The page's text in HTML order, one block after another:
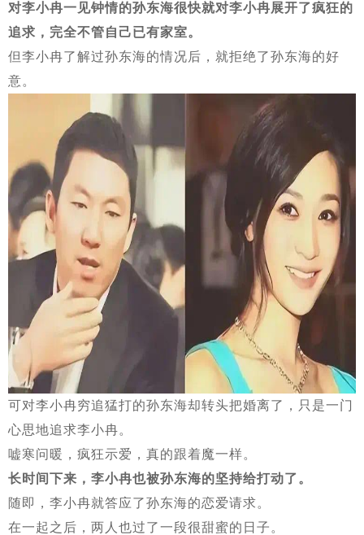
对李小冉一见钟情的孙东海很快就对李小冉展开了疯狂的
追求，完全不管自己已有家室。
但李小冉了解过孙东海的情况后，就拒绝了孙东海的好
意。
可对李小冉穷追猛打的孙东海却转头把婚离了，只是一门
心思地追求李小冉。
嘘寒问暖，疯狂示爱，真的跟着魔一样。
长时间下来，李小冉也被孙东海的坚持给打动了。
随即，李小冉就答应了孙东海的恋爱请求。
在一起之后，两人也过了一段很甜蜜的日子。